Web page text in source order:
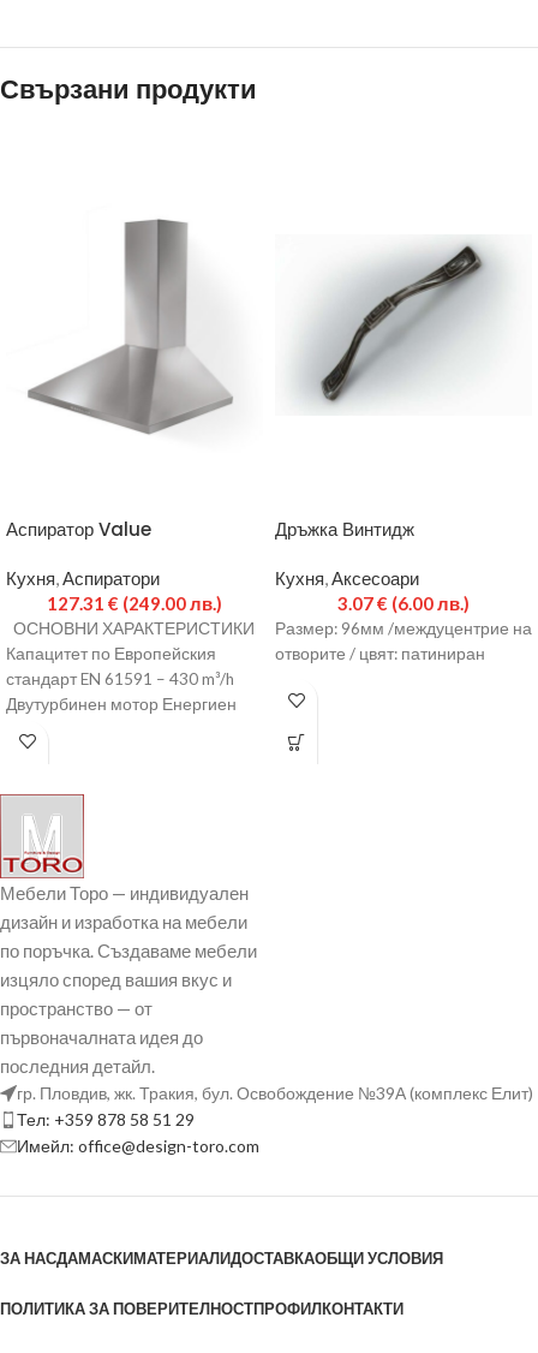
Свързани продукти
Аспиратор Value
Кухня,Аспиратори
127.31 € (249.00 лв.)
ОСНОВНИ ХАРАКТЕРИСТИКИ
Капацитет по Европейския
стандарт EN 61591 – 430 m³/h
Двутурбинен мотор Енергиен
клас – D Управление с
Дръжка Винтидж
Кухня,Аксесоари
3.07€ (6.00 лв.)
Размер: 96мм /междуцентрие на
отворите / цвят: патиниран
Мебели Торо — индивидуален
дизайн и изработка на мебели
по поръчка. Създаваме мебели
изцяло според вашия вкус и
пространство — от
първоначалната идея до
последния детайл.
гр. Пловдив, жк. Тракия, бул. Освобождение №39А (комплекс Елит)
Тел: +359 878 58 51 29
Имейл: office@design-toro.com
ЗА НАСДАМАСКИМАТЕРИАЛИДОСТАВКАОБЩИ УСЛОВИЯ
ПОЛИТИКА ЗА ПОВЕРИТЕЛНОСТПРОФИЛКОНТАКТИ